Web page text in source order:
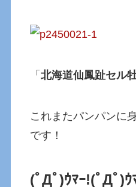
「北海道仙鳳趾セル
これまたパンパンに
です！
(ﾟДﾟ)ｳﾏｰ!(ﾟДﾟ)ｳ